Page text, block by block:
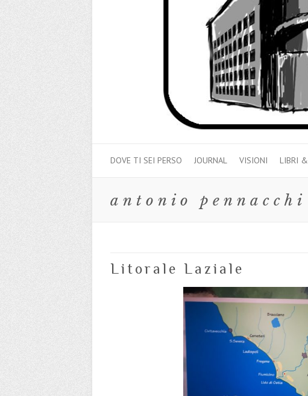
DOVE TI SEI PERSO JOURNAL VISIONI LIBRI &
antonio pennacchi
Litorale Laziale